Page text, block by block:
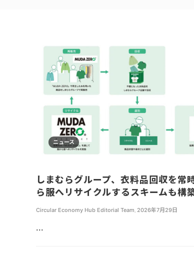
ニュース
しまむらグループ、衣料品回収を常
ら服へリサイクルするスキームも構
Circular Economy Hub Editorial Team 2026年7月29日
...